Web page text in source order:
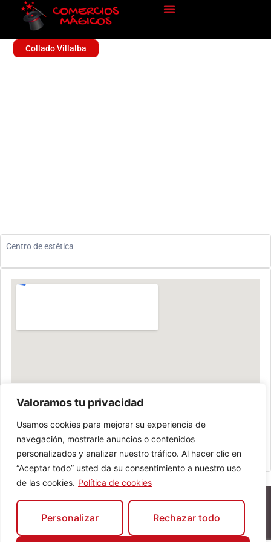
Valoramos tu privacidad
Usamos cookies para mejorar su experiencia de
navegación, mostrarle anuncios o contenidos
personalizados y analizar nuestro tráfico. Al hacer clic en
“Aceptar todo” usted da su consentimiento a nuestro uso
de las cookies. Política de cookies
Personalizar Rechazar todo
Collado Villalba
Centro de estética